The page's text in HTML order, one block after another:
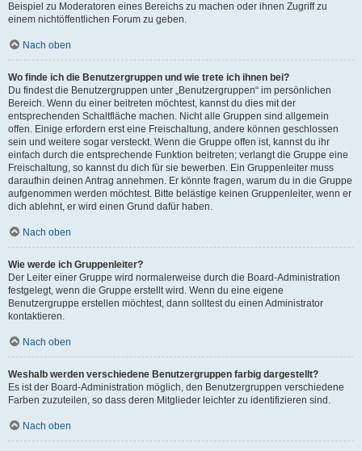
Beispiel zu Moderatoren eines Bereichs zu machen oder ihnen Zugriff zu
einem nichtöffentlichen Forum zu geben.
Nach oben
Wo finde ich die Benutzergruppen und wie trete ich ihnen bei?
Du findest die Benutzergruppen unter „Benutzergruppen“ im persönlichen
Bereich. Wenn du einer beitreten möchtest, kannst du dies mit der
entsprechenden Schaltfläche machen. Nicht alle Gruppen sind allgemein
offen. Einige erfordern erst eine Freischaltung, andere können geschlossen
sein und weitere sogar versteckt. Wenn die Gruppe offen ist, kannst du ihr
einfach durch die entsprechende Funktion beitreten; verlangt die Gruppe eine
Freischaltung, so kannst du dich für sie bewerben. Ein Gruppenleiter muss
daraufhin deinen Antrag annehmen. Er könnte fragen, warum du in die Gruppe
aufgenommen werden möchtest. Bitte belästige keinen Gruppenleiter, wenn er
dich ablehnt, er wird einen Grund dafür haben.
Nach oben
Wie werde ich Gruppenleiter?
Der Leiter einer Gruppe wird normalerweise durch die Board-Administration
festgelegt, wenn die Gruppe erstellt wird. Wenn du eine eigene
Benutzergruppe erstellen möchtest, dann solltest du einen Administrator
kontaktieren.
Nach oben
Weshalb werden verschiedene Benutzergruppen farbig dargestellt?
Es ist der Board-Administration möglich, den Benutzergruppen verschiedene
Farben zuzuteilen, so dass deren Mitglieder leichter zu identifizieren sind.
Nach oben